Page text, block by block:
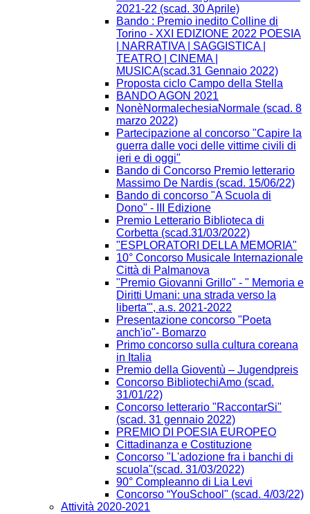
2021-22 (scad. 30 Aprile)
Bando : Premio inedito Colline di
Torino - XXI EDIZIONE 2022 POESIA
| NARRATIVA | SAGGISTICA |
TEATRO | CINEMA |
MUSICA(scad.31 Gennaio 2022)
Proposta ciclo Campo della Stella
BANDO AGON 2021
NonèNormalechesiaNormale (scad. 8
marzo 2022)
Partecipazione al concorso "Capire la
guerra dalle voci delle vittime civili di
ieri e di oggi"
Bando di Concorso Premio letterario
Massimo De Nardis (scad. 15/06/22)
Bando di concorso "A Scuola di
Dono" - III Edizione​
Premio Letterario Biblioteca di
Corbetta (scad.31/03/2022)
"ESPLORATORI DELLA MEMORIA"
10° Concorso Musicale Internazionale
Città di Palmanova
"Premio Giovanni Grillo" - " Memoria e
Diritti Umani: una strada verso la
liberta'", a.s. 2021-2022
Presentazione concorso "Poeta
anch'io"- Bomarzo
Primo concorso sulla cultura coreana
in Italia
Premio della Gioventù – Jugendpreis
Concorso BibliotechiAmo (scad.
31/01/22)
Concorso letterario "RaccontarSi"
(scad. 31 gennaio 2022)
PREMIO DI POESIA EUROPEO
Cittadinanza e Costituzione
Concorso "L'adozione fra i banchi di
scuola"(scad. 31/03/2022)
90° Compleanno di Lia Levi
Concorso “YouSchool" (scad. 4/03/22)
Attività 2020-2021